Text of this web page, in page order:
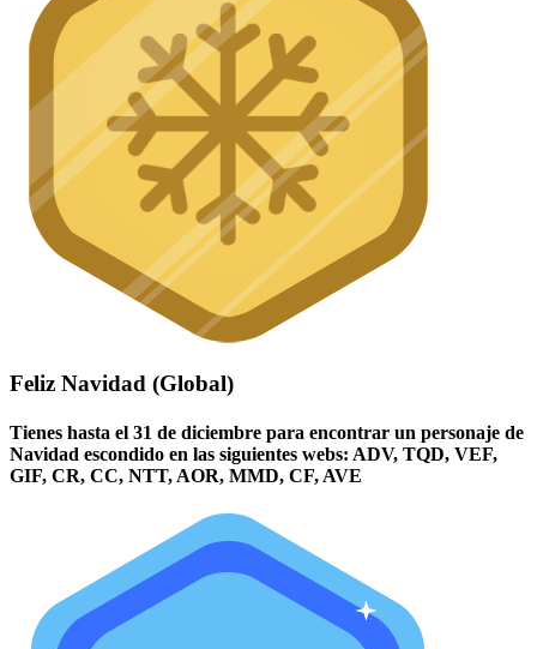
Feliz Navidad (Global)
Tienes hasta el 31 de diciembre para encontrar un personaje de
Navidad escondido en las siguientes webs: ADV, TQD, VEF,
GIF, CR, CC, NTT, AOR, MMD, CF, AVE